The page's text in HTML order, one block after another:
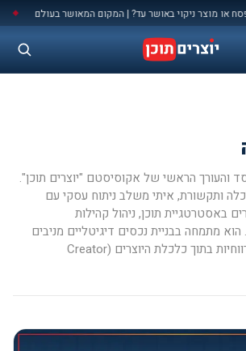
◆ ניקוי באושר עד? | המקום המאושר בעולם
והעורך הראשי של אקוסיסטם "יוצרים תוכן".
ותקשורת, איתי משלב ניתוח עסקי עם
באסטרטגיית תוכן, ניהול קהילות
הוא מתמחה בבניית נכסים דיגיטליים מניבים
ובפיתוח מודלים של רווחיות בתוך כלכלת היוצרים (Creator